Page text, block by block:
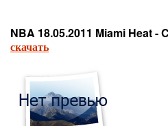
NBA 18.05.2011 Miami Heat -
скачать